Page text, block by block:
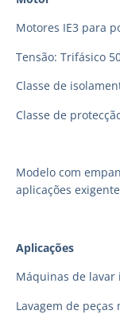
Motores IE3 para
Tensão: Trifásico
Classe de
Classe de
Modelo com
aplicações
Máquinas de
Lavagem de peças